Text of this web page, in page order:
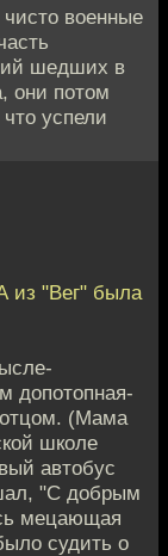
военные
шедших в
они потом
успели
из "Вег" была
допотопная-
(Мама
школе
автобус
"С добрым
мецающая
судить о